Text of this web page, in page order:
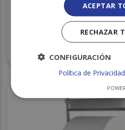
ACEPTAR
RECHAZAR
CONFIGURACIÓN
Política de